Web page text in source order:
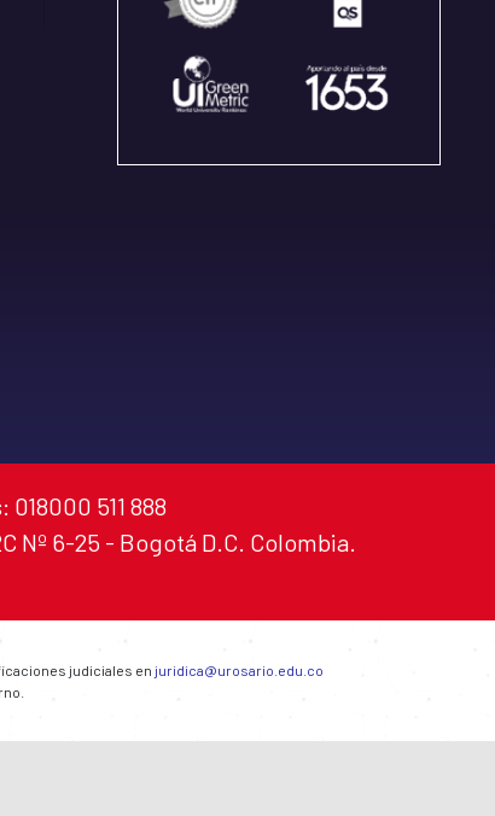
511 888
Nº 6-25 - Bogotá D.C. Colombia.
judiciales en juridica@urosario.edu.co